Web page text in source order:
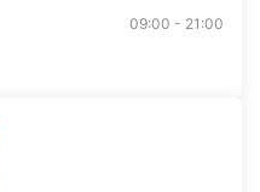
09:00 - 21:00